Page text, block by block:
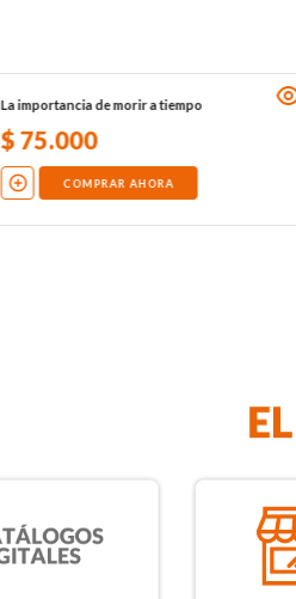
La importancia de morir a tiempo
$75.000
COMPRAR AHORA